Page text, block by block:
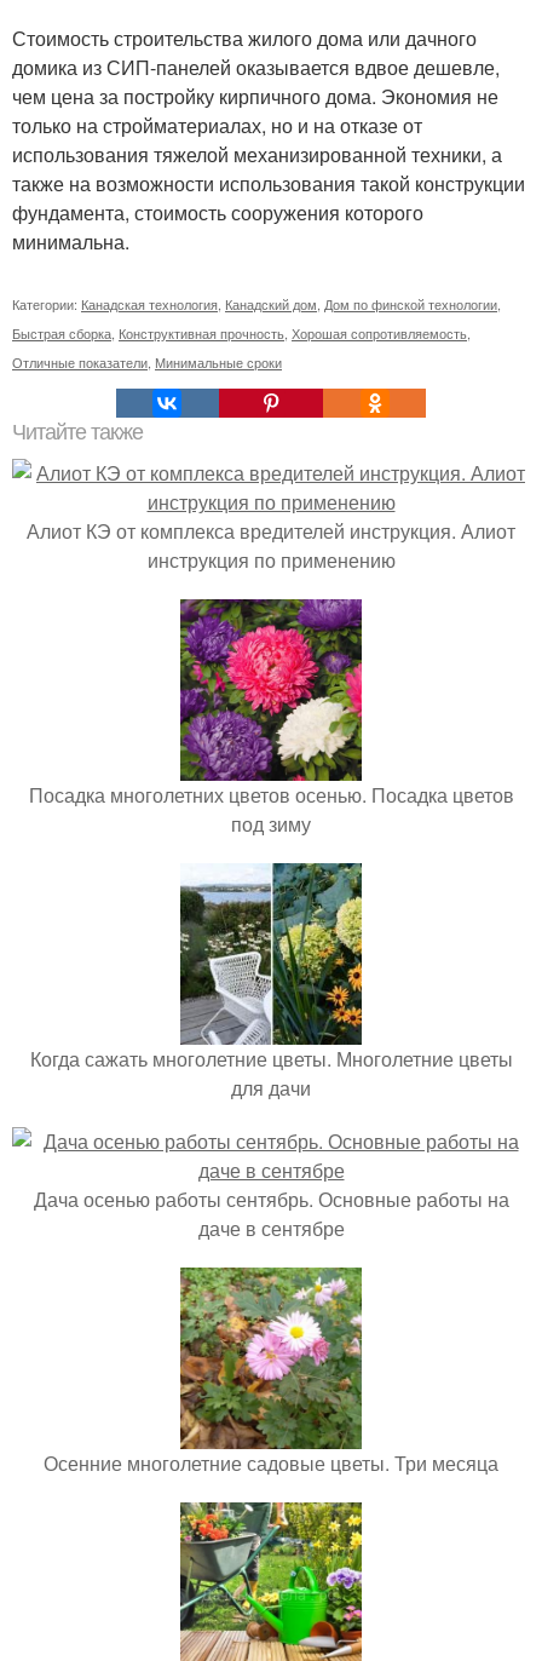
Стоимость строительства жилого дома или дачного
домика из СИП-панелей оказывается вдвое дешевле,
чем цена за постройку кирпичного дома. Экономия не
только на стройматериалах, но и на отказе от
использования тяжелой механизированной техники, а
также на возможности использования такой конструкции
фундамента, стоимость сооружения которого
минимальна.
Категории: Канадская технология Канадский дом Дом по финской технологии
Быстрая сборка Конструктивная прочность Хорошая сопротивляемость
Отличные показатели Минимальные сроки
Читайте также
Алиот КЭ от комплекса вредителей инструкция. Алиот
инструкция по применению
Посадка многолетних цветов осенью. Посадка цветов
под зиму
Когда сажать многолетние цветы. Многолетние цветы
для дачи
Дача осенью работы сентябрь. Основные работы на
даче в сентябре
Осенние многолетние садовые цветы. Три месяца